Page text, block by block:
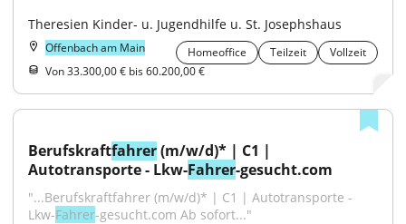
Theresien Kinder- u. Jugendhilfe u. St. Josephshaus
Offenbach am Main Homeoffice Teilzeit
Vollzeit
Von 33.300,00 € bis 60.200,00 €
Berufskraftfahrer (m/w/d)* | C1 |
Autotransporte - Lkw-Fahrer-gesucht.com
"...Berufskraftfahrer (m/w/d)* | C1 | Autotransporte -
Lkw-Fahrer-gesucht.com Ab sofort..."